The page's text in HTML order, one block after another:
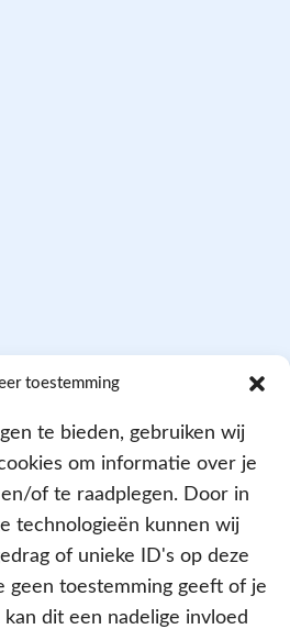
toestemming
te bieden, gebruiken wij
om informatie over je
of te raadplegen. Door in
technologieën kunnen wij
of unieke ID's op deze
geen toestemming geeft of je
dit een nadelige invloed
verzekeraars